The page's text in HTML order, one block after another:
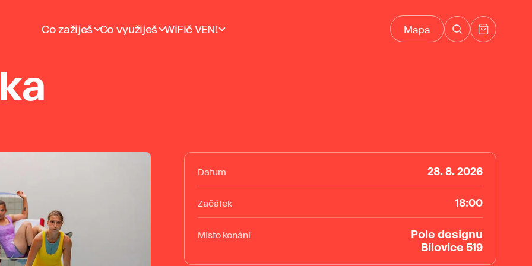
Co zažiješ Co využiješ WiFič VEN! Mapa
Datum 28. 8. 2026
Začátek 18:00
Místo konání
Pole designu
Bílovice 519